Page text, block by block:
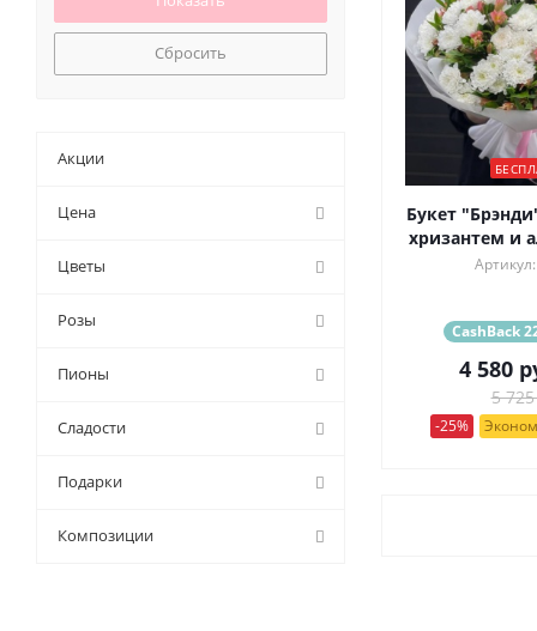
Букет
хризантем и
CashBack
4 580
5
-25%
70 см (2)
Сбросить
Акции
Цена
Цветы
Розы
Пионы
Сладости
Подарки
Композиции